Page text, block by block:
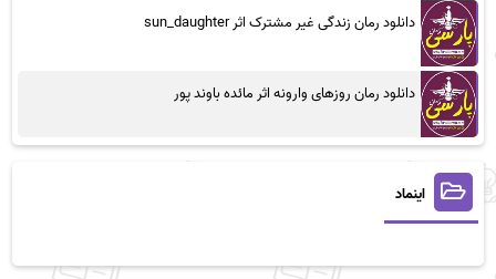
دانلود رمان زندگی غیر مشترک اثر sun_daughter
دانلود رمان روزهای وارونه اثر مائده باوند پور
اینماد